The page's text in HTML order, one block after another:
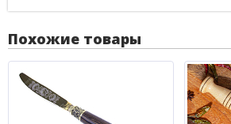
Похожие товары